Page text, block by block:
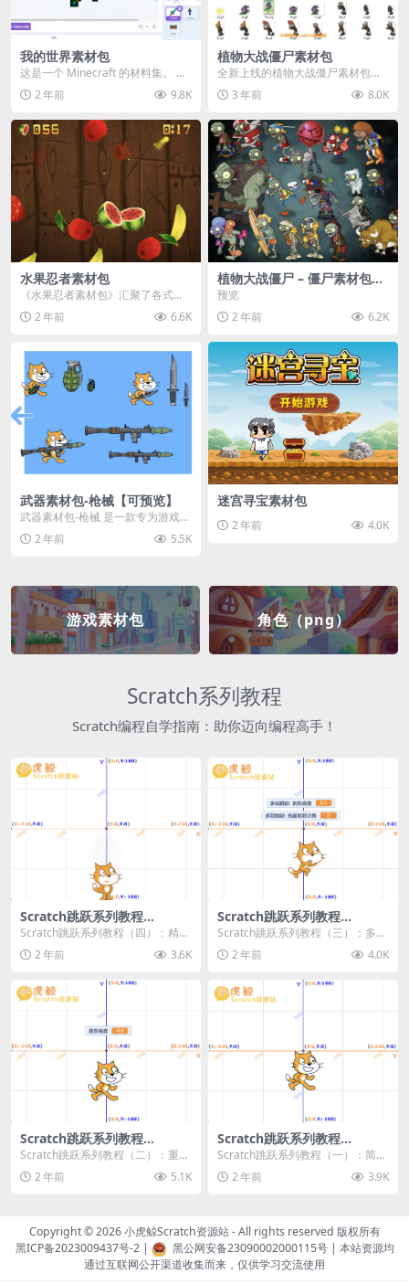
我的世界素材包
这是一个 Minecraft 的材料集。 操
作方法如下： 工具 → 右箭头 怪物...
2 年前 9.8K
植物大战僵尸素材包
全新上线的植物大战僵尸素材包，
内含48个精选资源，涵盖角色、场
景、音效等多样内容...
3 年前 8.0K
水果忍者素材包
《水果忍者素材包》汇聚了各式鲜
美诱人的水果图像与清脆悦耳的切
割音效，专为追求极致...
2 年前 6.6K
植物大战僵尸 – 僵尸素材包
【可预览】
预览
2 年前
6.2K
武器素材包-枪械【可预览】
武器素材包-枪械 是一款专为游戏开
发者和创作者设计的素材包，包含
多种高质量的枪械...
2 年前 5.5K
迷宫寻宝素材包
2 年前 4.0K
游戏素材包 角色（png）
Scratch系列教程
Scratch编程自学指南：助你迈向编程高手！
Scratch跳跃系列教程
（四）：精准着陆
Scratch跳跃系列教程（四）：精准
着陆 作者：小虎鲸Scratch资源站
... 2 年前 3.6K
Scratch跳跃系列教程
（三）：多段跳跃
Scratch跳跃系列教程（三）：多段
跳跃 作者：小虎鲸Scratch资源站
连...2 年前 4.0K
Scratch跳跃系列教程
（二）：重力跳跃
Scratch跳跃系列教程（二）：重力
跳跃 作者：小虎鲸Scratch资源站
按...2 年前 5.1K
Scratch跳跃系列教程
（一）：简单跳跃
Scratch跳跃系列教程（一）：简单
跳跃 作者：小虎鲸Scratch资源站
按...2 年前 3.9K
Copyright © 2026小虎鲸Scratch资源站- All rights reserved 版权所有
黑ICP备2023009437号-2| 黑公网安备23090002000115号| 本站资源均
通过互联网公开渠道收集而来，仅供学习交流使用